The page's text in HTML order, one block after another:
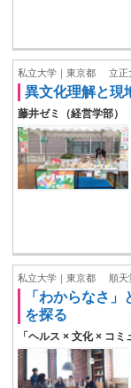
私立大学｜東京都 立正
異文化理解と現
藤井ゼミ（経営学部）
私立大学｜東京都 順
「わからなさ
を探る
「ヘルス × 文化 × コ